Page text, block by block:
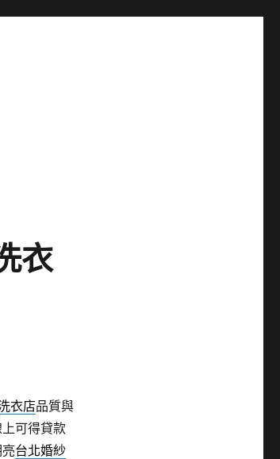
衣
衣店品質與
可得貸款
台北婚紗